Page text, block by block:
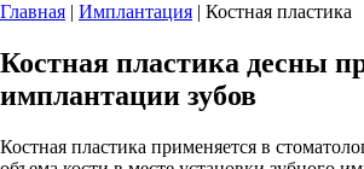
Главная | Имплантация | Костная пластика
Костная пластика десны
имплантации зубов
Костная пластика применяется в